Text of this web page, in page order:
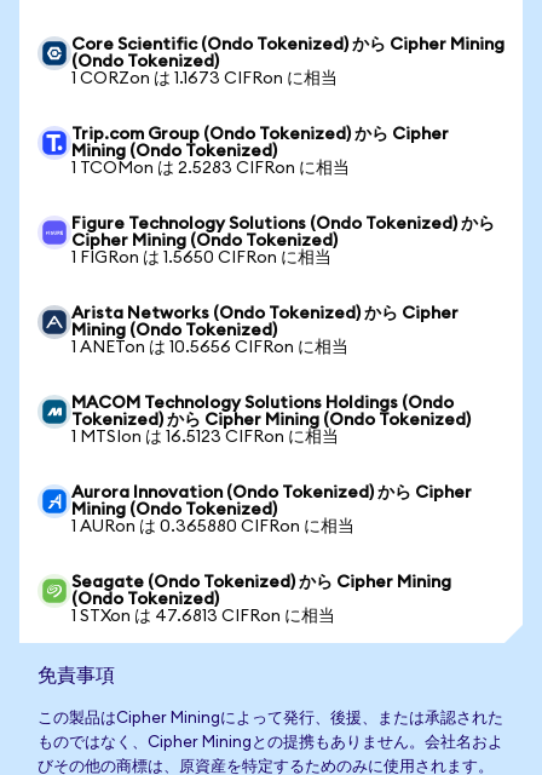
Core Scientific (Ondo Tokenized) から Cipher Mining
(Ondo Tokenized)
1 CORZon は 1.1673 CIFRon に相当
Trip.com Group (Ondo Tokenized) から Cipher
Mining (Ondo Tokenized)
1 TCOMon は 2.5283 CIFRon に相当
Figure Technology Solutions (Ondo Tokenized) から
Cipher Mining (Ondo Tokenized)
1 FIGRon は 1.5650 CIFRon に相当
Arista Networks (Ondo Tokenized) から Cipher
Mining (Ondo Tokenized)
1 ANETon は 10.5656 CIFRon に相当
MACOM Technology Solutions Holdings (Ondo
Tokenized) から Cipher Mining (Ondo Tokenized)
1 MTSIon は 16.5123 CIFRon に相当
Aurora Innovation (Ondo Tokenized) から Cipher
Mining (Ondo Tokenized)
1 AURon は 0.365880 CIFRon に相当
Seagate (Ondo Tokenized) から Cipher Mining
(Ondo Tokenized)
1 STXon は 47.6813 CIFRon に相当
免責事項
この製品はCipher Miningによって発行、後援、または承認された
ものではなく、Cipher Miningとの提携もありません。会社名およ
びその他の商標は、原資産を特定するためのみに使用されます。